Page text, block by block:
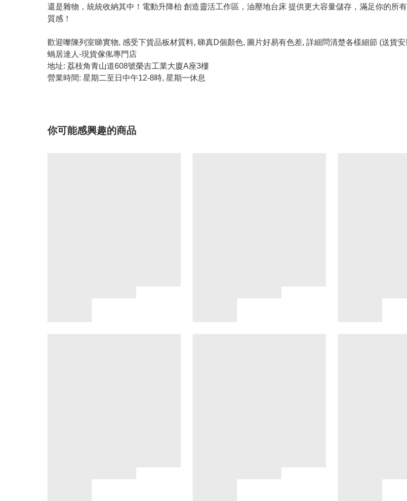
還是雜物，統統收納其中！電動升降枱 創造靈活工作區，油壓地台床 提供更大容量儲存，滿足你的所
質感！
歡迎嚟陳列室睇實物, 感受下貨品板材質料, 睇真D個顏色, 圖片好易有色差, 詳細問清楚各樣細節 (送貨
蝸居達人-現貨傢俬專門店
地址: 荔枝角青山道608號榮吉工業大廈A座3樓
營業時間: 星期二至日中午12-8時, 星期一休息
你可能感興趣的商品